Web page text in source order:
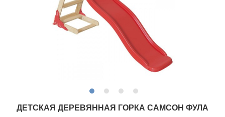
ДЕТСКАЯ ДЕРЕВЯННАЯ ГОРКА САМСОН ФУЛА